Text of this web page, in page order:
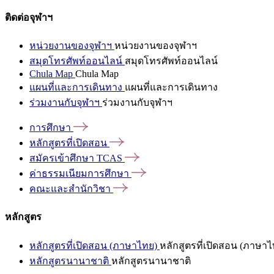
ติดต่อจุฬาฯ
หน่วยงานของจุฬาฯ หน่วยงานของจุฬาฯ
สมุดโทรศัพท์ออนไลน์ สมุดโทรศัพท์ออนไลน์
Chula Map Chula Map
แผนที่และการเดินทาง แผนที่และการเดินทาง
ร่วมงานกับจุฬาฯ ร่วมงานกับจุฬาฯ
การศึกษา
หลักสูตรที่เปิดสอน
สมัครเข้าศึกษา TCAS
ค่าธรรมเนียมการศึกษา
คณะและสำนักวิชา
หลักสูตร
หลักสูตรที่เปิดสอน (ภาษาไทย) หลักสูตรที่เปิดสอน (ภาษาไ
หลักสูตรนานาชาติ หลักสูตรนานาชาติ